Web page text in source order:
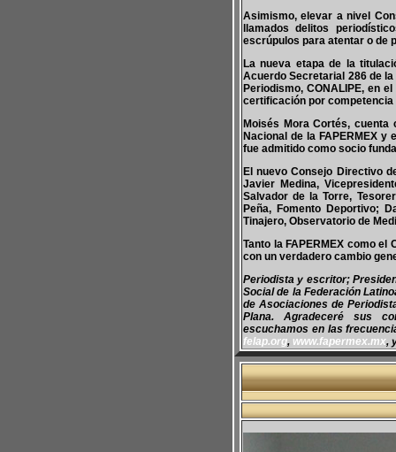
Asimismo, elevar a nivel
llamados delitos
escrúpulos para atentar o de
La nueva etapa de la
Acuerdo Secretarial 286 de
Periodismo, CONALIPE, en
certificación por
Moisés Mora Cortés,
Nacional de la FAPERMEX
fue admitido como socio
El nuevo Consejo Directivo
Javier Medina,
Salvador de la Torre,
Peña, Fomento Deportivo;
Tinajero, Observatorio de
Tanto la FAPERMEX como
con un verdadero cambio
Periodista y escritor;
Social de la Federación
de Asociaciones de
Plana. Agradeceré sus
escuchamos en las
felap.org, www.fapermex.mx,